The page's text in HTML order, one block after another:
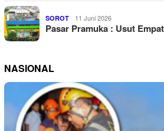
SOROT 11 Juni 2026
Pasar Pramuka : Usut
NASIONAL